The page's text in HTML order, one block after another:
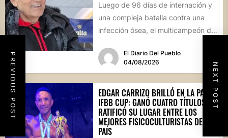
PREVIOUS POST NEXT POST
Luego de 96 días de internación y
una compleja batalla contra una
infección ósea, el multicampeón de
El Diario Del Pueblo
04/08/2026
EDGAR CARRIZO BRILLÓ EN LA PAMPA
IFBB CUP: GANÓ CUATRO TÍTULOS Y
RATIFICÓ SU LUGAR ENTRE LOS
MEJORES FISICOCULTURISTAS DEL
PAÍS